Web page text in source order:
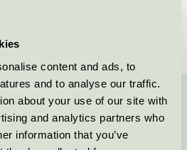
content and ads, to
and to analyse our traffic.
about your use of our site with
and analytics partners who
information that you’ve
24 00eller via formuläret: